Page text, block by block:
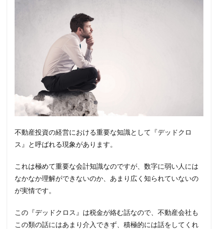
不動産投資の経営における重要な知識として『デッドクロ
ス』と呼ばれる現象があります。
これは極めて重要な会計知識なのですが、数字に弱い人には
なかなか理解ができないのか、あまり広く知られていないの
が実情です。
この『デッドクロス』は税金が絡む話なので、不動産会社も
この類の話にはあまり介入できず、積極的には話をしてくれ